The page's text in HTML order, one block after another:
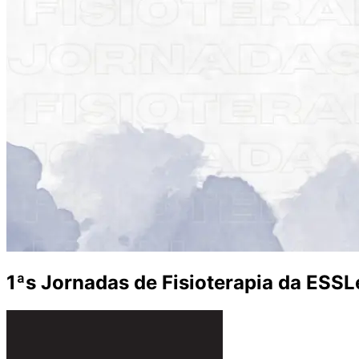
1ªs Jornadas de Fisioterapia da